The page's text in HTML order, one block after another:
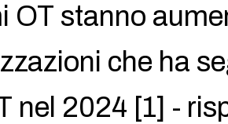
OT stanno
che ha
nel 2024 [1] -